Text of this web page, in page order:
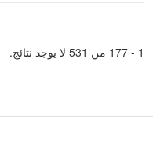
1 -
177 من 531 لا يوجد نتائج.